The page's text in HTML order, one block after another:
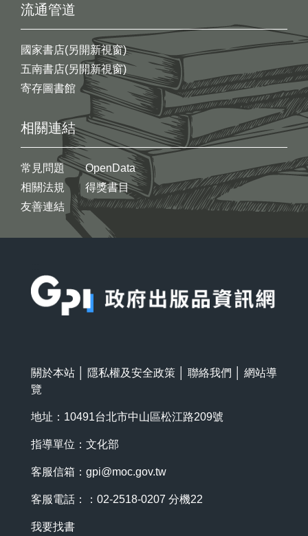
流通管道
國家書店(另開新視窗)
五南書店(另開新視窗)
寄存圖書館
相關連結
常見問題
相關法規
友善連結
OpenData
得獎書目
關於本站 隱私權及安全政策 聯絡我們
網站導
覽
地址：10491台北市中山區松江路209號
指導單位：文化部
客服信箱： gpi@moc.gov.tw
客服電話：：02-2518-0207 分機22
我要找書